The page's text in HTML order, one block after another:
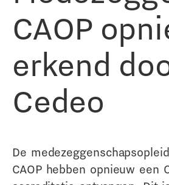
CAOP
erkend
Cedeo
De
CAOP hebben opnieuw een